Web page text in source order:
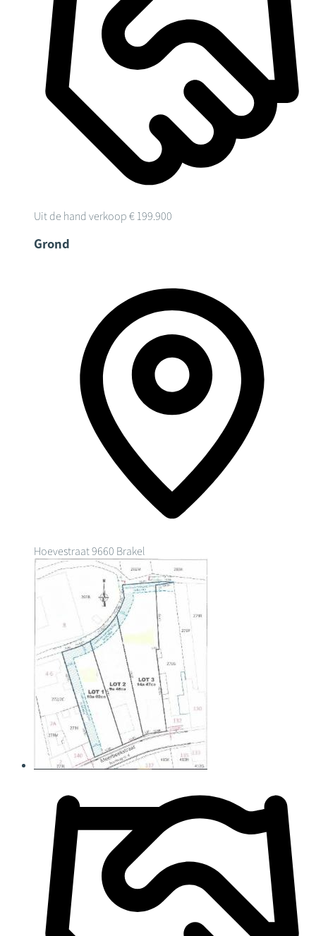
Uit de hand verkoop € 199.900
Grond
Hoevestraat9660 Brakel